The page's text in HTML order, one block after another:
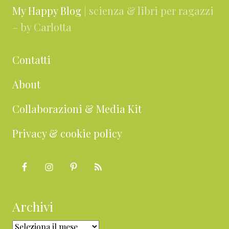
My Happy Blog | scienza & libri per ragazzi
– by Carlotta
Contatti
About
Collaborazioni & Media Kit
Privacy & cookie policy
Archivi
Archivi